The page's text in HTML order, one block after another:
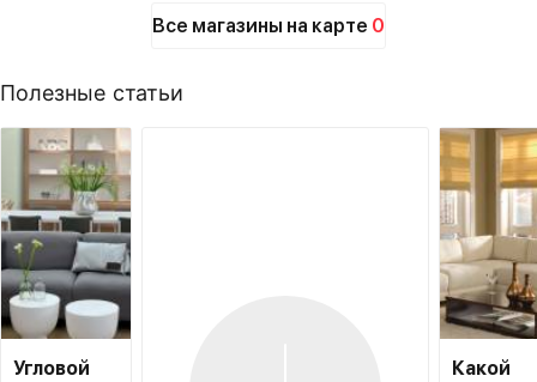
Все магазины на карте 0
Полезные статьи
Угловой
Какой